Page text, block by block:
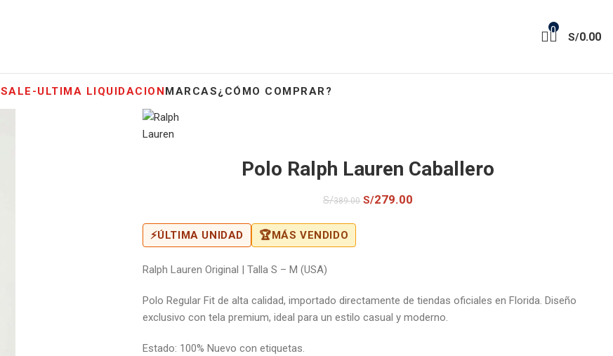
0
S/0.00
SALE-ULTIMA LIQUIDACIONMARCAS¿CÓMO COMPRAR?
Polo Ralph Lauren Caballero
S/389.00 S/279.00
⚡ÚLTIMA UNIDAD 🏆MÁS VENDIDO
Ralph Lauren Original | Talla S – M (USA)
Polo Regular Fit de alta calidad, importado directamente de tiendas oficiales en Florida. Diseño
exclusivo con tela premium, ideal para un estilo casual y moderno.
Estado: 100% Nuevo con etiquetas.